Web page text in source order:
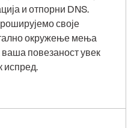
и отпорни DNS.
своје
окружење мења
повезаност увек
испред.